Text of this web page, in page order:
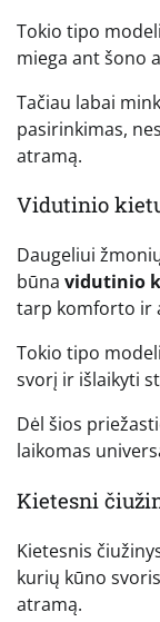
Tokio tipo
miega ant šono
Tačiau labai
pasirinkimas,
atramą.
Vidutinio
Daugeliui
būna vidutinio
tarp komforto ir
Tokio tipo
svorį ir išlaikyti
Dėl šios
laikomas
Kietesni
Kietesnis
kurių kūno
atramą.